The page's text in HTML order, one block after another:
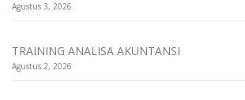
Agustus 3, 2026
TRAINING ANALISA AKUNTANSI
Agustus 2, 2026